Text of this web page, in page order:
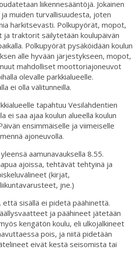
liikennesääntöjä. Jokainen
muiden turvallisuudesta, joten
harkitsevasti. Polkupyörät, mopot,
traktorit säilytetään koulupäivän
Polkupyörät pysäköidään koulun
alle hyvään järjestykseen, mopot,
mahdolliset moottoriajoneuvot
olevalle parkkialueelle.
ei olla välitunneilla.
tapahtuu Vesilahdentien
ei saa ajaa koulun alueella koulun
ensimmäiselle ja viimeiselle
ajoneuvolla.
aamunavauksella 8.55.
ajoissa, tehtävät tehtyinä ja
(kirjat,
jne.)
että sisällä ei pidetä päähinettä.
ja päähineet jätetään
kengätön koulu, eli ulkojalkineet
pois, ja niitä pidetään
eivät kestä seisomista tai